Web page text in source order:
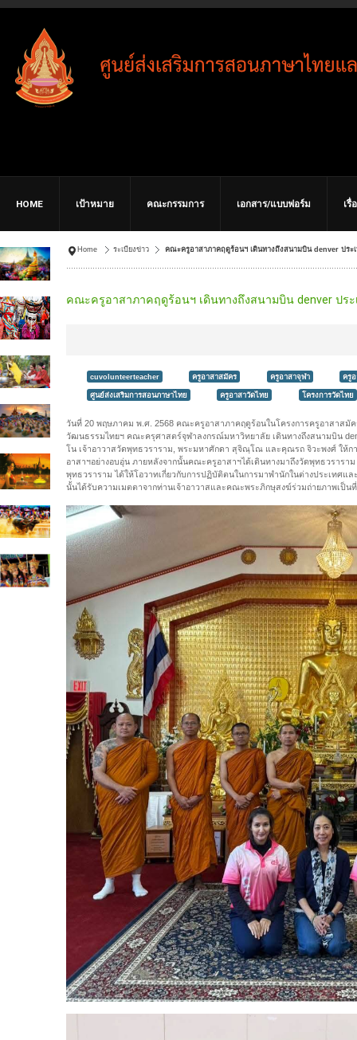
HOME เป้าหมาย คณะกรรมการ เอกสาร/แบบฟอร์ม เรื่
Home ระเบียงข่าว คณะครูอาสาภาคฤดูร้อนฯ เดินทางถึงสนามบิน denver ประเ
คณะครูอาสาภาคฤดูร้อนฯ เดินทางถึงสนามบิน denver ประ
cuvolunteerteacher ครูอาสาสมัคร ครูอาสาจุฬา ครู
ศูนย์ส่งเสริมการสอนภาษาไทย ครูอาสาวัดไทย โครงการวัดไทย
วันที่ 20 พฤษภาคม พ.ศ. 2568 คณะครูอาสาภาคฤดูร้อนในโครงการครูอาสาสมั
วัฒนธรรมไทยฯ คณะครุศาสตร์จุฬาลงกรณ์มหาวิทยาลัย เดินทางถึงสนามบิน
โน เจ้าอาวาสวัดพุทธวราราม, พระมหาศักดา สุจิณฺโณ และคุณรถ จิวะพงศ์ ให้
อาสาฯอย่างอบอุ่น ภายหลังจากนั้นคณะครูอาสาฯได้เดินทางมาถึงวัดพุทธวราร
พุทธวราราม ได้ให้โอวาทเกี่ยวกับการปฏิบัติตนในการมาพำนักในต่างประเทศ
นั้นได้รับความเมตตาจากท่านเจ้าอาวาสและคณะพระภิกษุสงฆ์ร่วมถ่ายภาพเป็น